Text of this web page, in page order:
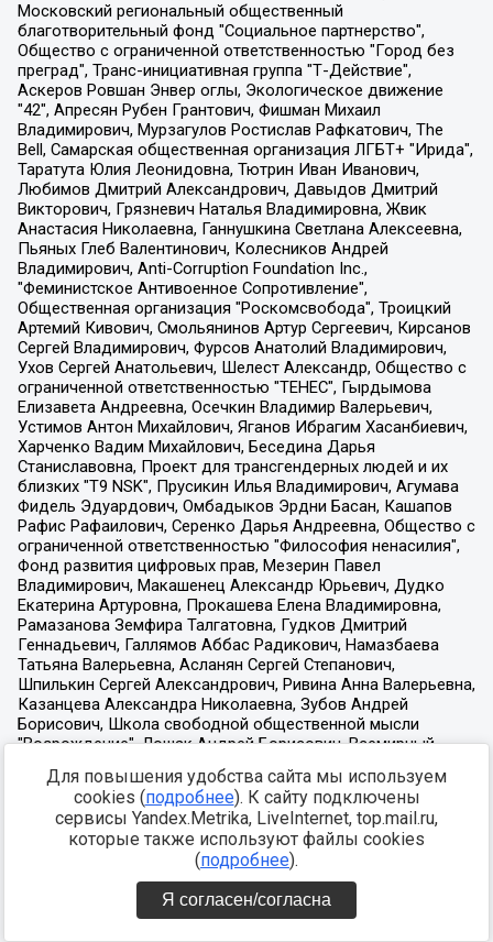
Для повышения удобства сайта мы используем
cookies (подробнее). К сайту подключены
сервисы Yandex.Metrika, LiveInternet, top.mail.ru,
которые также используют файлы cookies
(подробнее).
Я согласен/согласна